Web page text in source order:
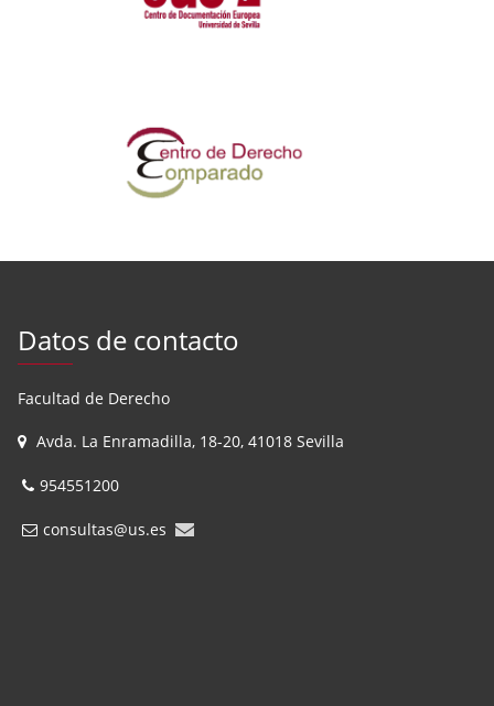
Datos de contacto
Facultad de Derecho
Avda. La Enramadilla, 18-20, 41018 Sevilla
954551200
consultas@us.es